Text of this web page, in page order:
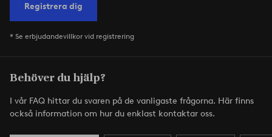
Registrera dig
* Se erbjudandevillkor vid registrering
Behöver du hjälp?
I vår FAQ hittar du svaren på de vanligaste frågorna. Här finns
också information om hur du enklast kontaktar oss.